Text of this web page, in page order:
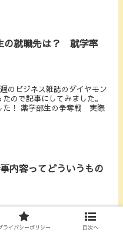
の就職先は？ 就学率
のビジネス雑誌のダイヤモン
ので記事にしてみました。
た！ 薬学部生の争奪戦 実際
内容ってどういうもの
の一日はどういったものなの
本は午前診療終わりと午後
す。大学担当者は一日中大学
ライバシーポリシー 目次へ